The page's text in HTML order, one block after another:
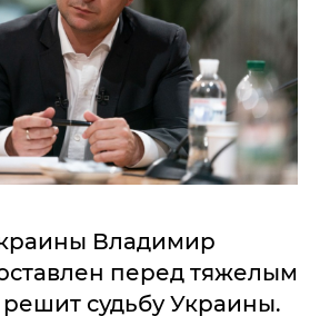
Владимир
перед тяжелым
судьбу Украины.